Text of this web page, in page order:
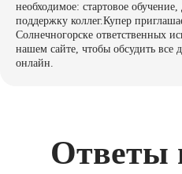
необходимое: стартовое
поддержку коллег.Купер
Солнечногорске ответственных
нашем сайте, чтобы обсудить все
онлайн.
Ответы